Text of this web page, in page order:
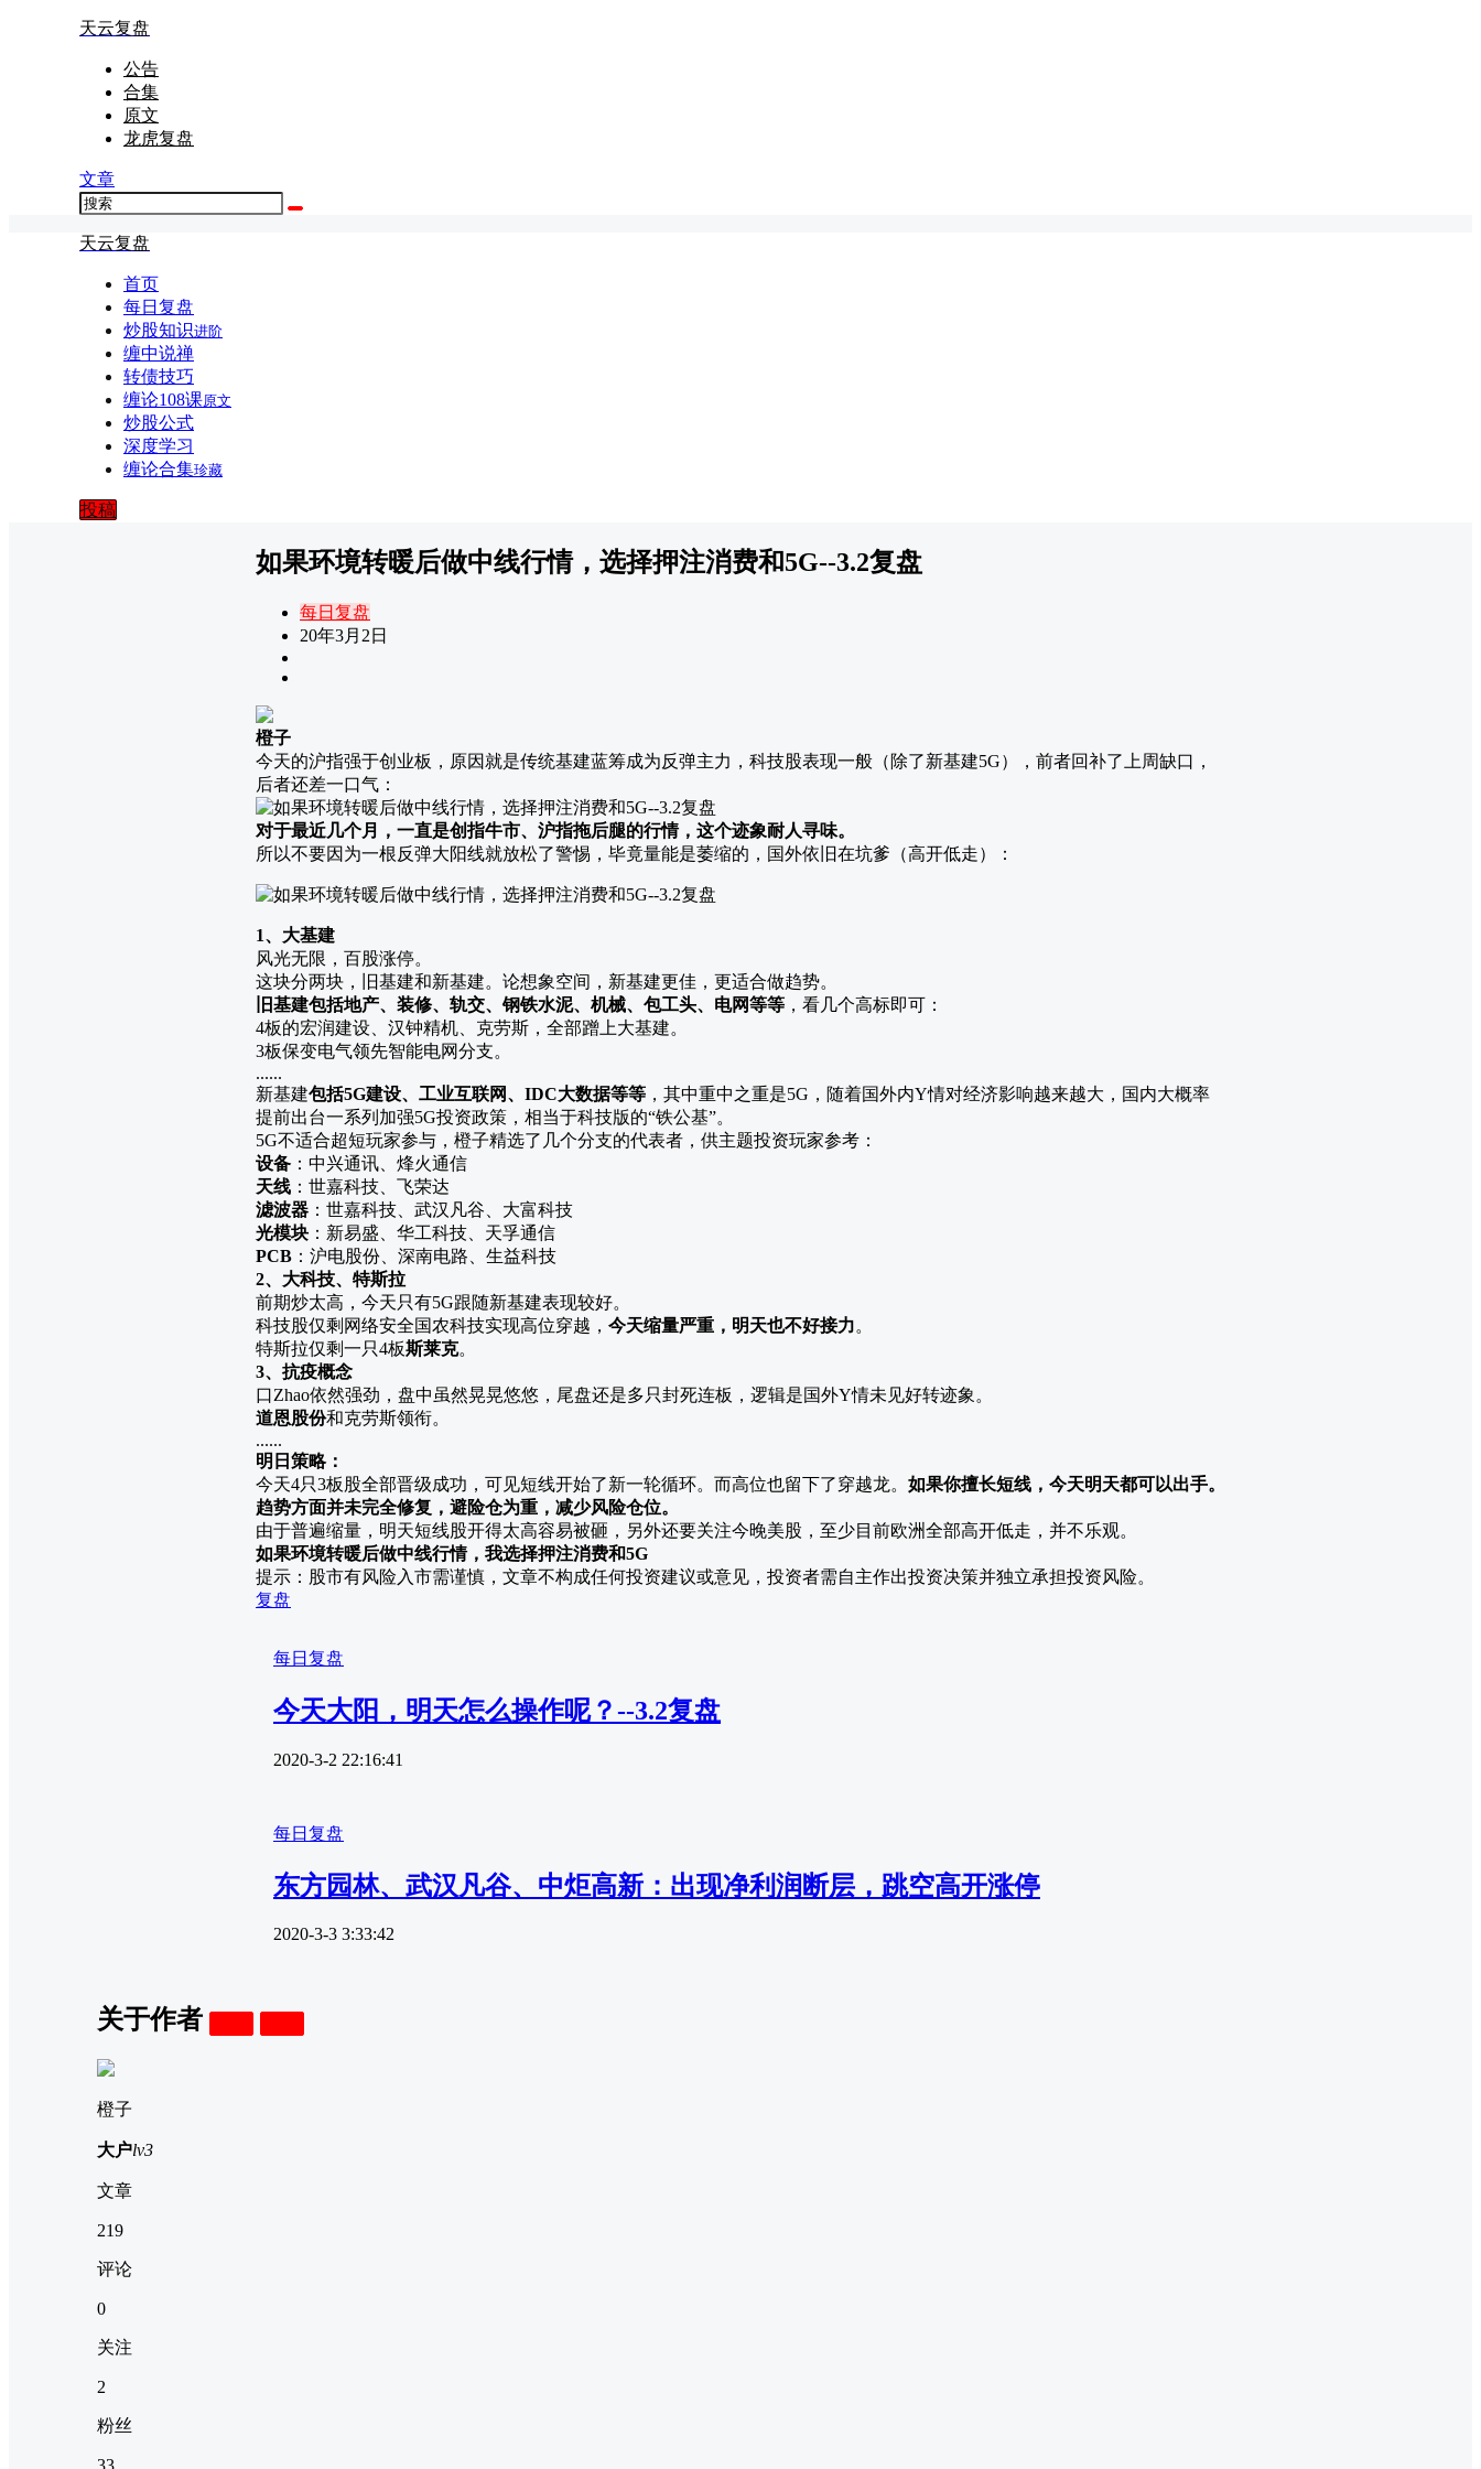
天云复盘
公告
合集
原文
龙虎复盘
文章
天云复盘
首页
每日复盘
炒股知识进阶
缠中说禅
转债技巧
缠论108课原文
炒股公式
深度学习
缠论合集珍藏
投稿
如果环境转暖后做中线行情，选择押注消费和5G--3.2复盘
每日复盘
20年3月2日
橙子
今天的沪指强于创业板，原因就是传统基建蓝筹成为反弹主力，科技股表现一般（除了新基建5G），前者回补了上周缺口，
后者还差一口气：
对于最近几个月，一直是创指牛市、沪指拖后腿的行情，这个迹象耐人寻味。
所以不要因为一根反弹大阳线就放松了警惕，毕竟量能是萎缩的，国外依旧在坑爹（高开低走）：
1、大基建
风光无限，百股涨停。
这块分两块，旧基建和新基建。论想象空间，新基建更佳，更适合做趋势。
旧基建包括地产、装修、轨交、钢铁水泥、机械、包工头、电网等等 ，看几个高标即可：
4板的宏润建设、汉钟精机、克劳斯，全部蹭上大基建。
3板保变电气领先智能电网分支。
......
新基建包括5G建设、工业互联网、IDC大数据等等 ，其中重中之重是5G，随着国外内Y情对经济影响越来越大，国内大概率
提前出台一系列加强5G投资政策，相当于科技版的“铁公基”。
5G不适合超短玩家参与，橙子精选了几个分支的代表者，供主题投资玩家参考：
设备 ：中兴通讯、烽火通信
天线 ：世嘉科技、飞荣达
滤波器 ：世嘉科技、武汉凡谷、大富科技
光模块 ：新易盛、华工科技、天孚通信
PCB ：沪电股份、深南电路、生益科技
2、大科技、特斯拉
前期炒太高，今天只有5G跟随新基建表现较好。
科技股仅剩网络安全国农科技实现高位穿越， 今天缩量严重，明天也不好接力。
特斯拉仅剩一只4板斯莱克。
3、抗疫概念
口Zhao依然强劲，盘中虽然晃晃悠悠，尾盘还是多只封死连板，逻辑是国外Y情未见好转迹象。
道恩股份和克劳斯领衔。
......
明日策略：
今天4只3板股全部晋级成功，可见短线开始了新一轮循环。而高位也留下了穿越龙。 如果你擅长短线，今天明天都可以出手。
趋势方面并未完全修复，避险仓为重，减少风险仓位。
由于普遍缩量，明天短线股开得太高容易被砸，另外还要关注今晚美股，至少目前欧洲全部高开低走，并不乐观。
如果环境转暖后做中线行情，我选择押注消费和5G
提示：股市有风险入市需谨慎，文章不构成任何投资建议或意见，投资者需自主作出投资决策并独立承担投资风险。
复盘
每日复盘
今天大阳，明天怎么操作呢？--3.2复盘
2020-3-2 22:16:41
每日复盘
东方园林、武汉凡谷、中炬高新：出现净利润断层，跳空高开涨停
2020-3-3 3:33:42
关于作者
橙子
大户lv3
文章
219
评论
0
关注
2
粉丝